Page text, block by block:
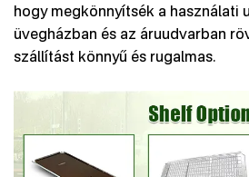
hogy megkönnyítsék a használati
üvegházban és az áruudvarban
szállítást könnyű és rugalmas.